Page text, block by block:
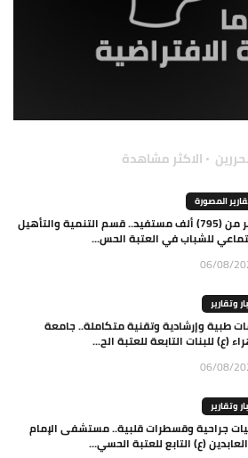
الاكثر مشاهدة
المصورة
بأكثر من (795) ألف مستفيد.. قسم التنمية والتأهيل
للشباب في العتبة الحس...
06/08/
وتقارير
طبية وإرشادية وتقنية متكاملة.. جامعة
(ع) للبنات التابعة للعتبة الح...
06/08/
وتقارير
جراحية وقسطرات قلبية.. مستشفى الإمام
(ع) التابع للعتبة الحسي...